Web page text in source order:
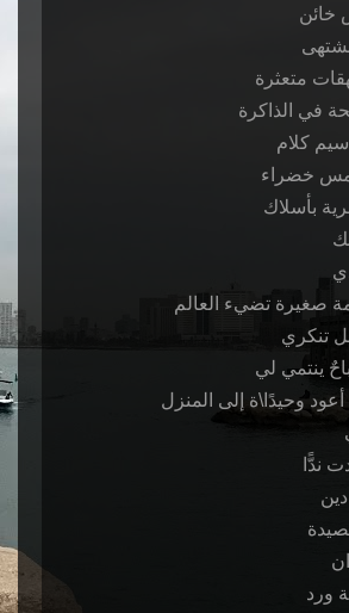
خائن
متعثرة
في الذاكرة
كلام
خضراء
بأسلاك
صغيرة تضيء العالم
تنكري
ينتمي لي
وحيدًا\ة إلى المنزل
ندًّا
دين
ورد